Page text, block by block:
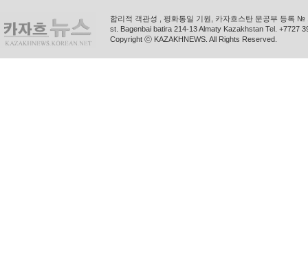
합리적 객관성 , 평화통일 기원, 카자흐스탄 문공부 등록
st. Bagenbai batira 214-13 Almaty Kazakhstan Tel. +7727
Copyright ⓒ KAZAKHNEWS. All Rights Reserved.